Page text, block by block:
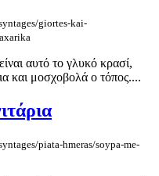
giortes-kai-
αυτό το γλυκό κρασί,
και μοσχοβολά ο τόπος....
piata-hmeras/soypa-me-